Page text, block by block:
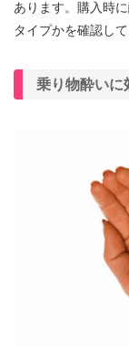
あります。購入時
タイプかを確認し
乗り物酔いに